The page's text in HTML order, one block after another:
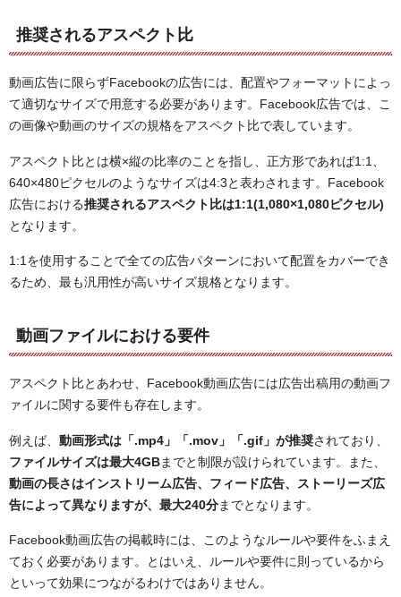
推奨されるアスペクト比
動画広告に限らずFacebookの広告には、配置やフォーマットによっ
て適切なサイズで用意する必要があります。Facebook広告では、こ
の画像や動画のサイズの規格をアスペクト比で表しています。
アスペクト比とは横×縦の比率のことを指し、正方形であれば1:1、
640×480ピクセルのようなサイズは4:3と表わされます。Facebook
広告における推奨されるアスペクト比は1:1(1,080×1,080ピクセル)
となります。
1:1を使用することで全ての広告パターンにおいて配置をカバーでき
るため、最も汎用性が高いサイズ規格となります。
動画ファイルにおける要件
アスペクト比とあわせ、Facebook動画広告には広告出稿用の動画フ
ァイルに関する要件も存在します。
例えば、 動画形式は「.mp4」「.mov」「.gif」が推奨されており、
ファイルサイズは最大4GBまでと制限が設けられています。また、
動画の長さはインストリーム広告、フィード広告、ストーリーズ広
告によって異なりますが、最大240分までとなります。
Facebook動画広告の掲載時には、このようなルールや要件をふまえ
ておく必要があります。とはいえ、ルールや要件に則っているから
といって効果につながるわけではありません。